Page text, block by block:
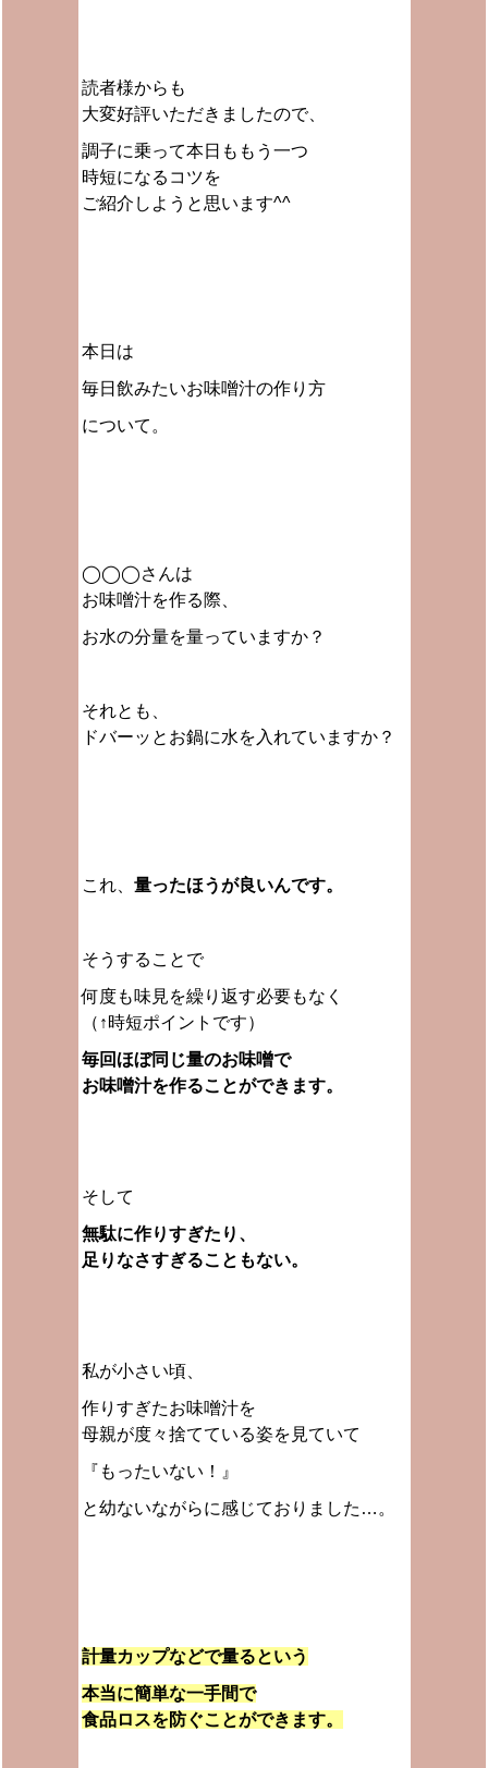
読者様からも
大変好評いただきましたので、
調子に乗って本日ももう一つ
時短になるコツを
ご紹介しようと思います^^
本日は
毎日飲みたいお味噌汁の作り方
について。
◯◯◯さんは
お味噌汁を作る際、
お水の分量を量っていますか？
それとも、
ドバーッとお鍋に水を入れていますか？
これ、 量ったほうが良いんです。
そうすることで
何度も味見を繰り返す必要もなく
（↑時短ポイントです）
毎回ほぼ同じ量のお味噌で
お味噌汁を作ることができます。
そして
無駄に作りすぎたり、
足りなさすぎることもない。
私が小さい頃、
作りすぎたお味噌汁を
母親が度々捨てている姿を見ていて
『もったいない！』
と幼ないながらに感じておりました…。
計量カップなどで量るという
本当に簡単な一手間で
食品ロスを防ぐことができます。